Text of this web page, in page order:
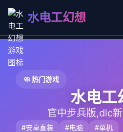
水电工幻想
🧼 热门游戏
水电工
官中步兵版,dlc
#安卓直装 #电脑 #单机